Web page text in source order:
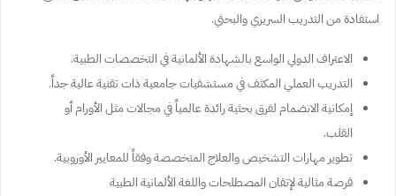
استفادة من التدريب السريري والبحثي.
الاعتراف الدولي الواسع بالشهادة الألمانية في التخصصات الطبية.
التدريب العملي المكثف في مستشفيات جامعية ذات تقنية عالية جداً.
إمكانية الانضمام لفرق بحثية رائدة عالمياً في مجالات مثل الأورام أو
القلب.
تطوير مهارات التشخيص والعلاج المتخصصة وفقاً للمعايير الأوروبية.
فرصة مثالية لإتقان المصطلحات واللغة الألمانية الطبية